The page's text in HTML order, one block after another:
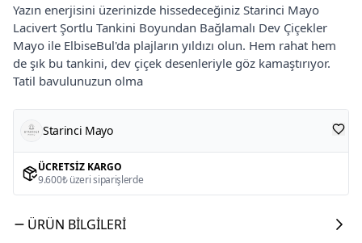
Yazın enerjisini üzerinizde hissedeceğiniz Starinci Mayo
Lacivert Şortlu Tankini Boyundan Bağlamalı Dev Çiçekler
Mayo ile ElbiseBul'da plajların yıldızı olun. Hem rahat hem
de şık bu tankini, dev çiçek desenleriyle göz kamaştırıyor.
Tatil bavulunuzun olma
Starinci Mayo
ÜCRETSIZ KARGO
9.600₺ üzeri siparişlerde
ÜRÜN BILGILERI